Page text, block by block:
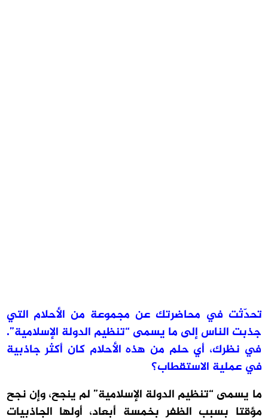
تحدّثت في محاضرتك عن مجموعة من الأحلام التي
جذبت الناس إلى ما يسمى “تنظيم الدولة الإسلامية”.
في نظرك، أي حلم من هذه الأحلام كان أكثر جاذبية
في عملية الاستقطاب؟
ما يسمى “تنظيم الدولة الإسلامية” لم ينجح، وإن نجح
مؤقتا بسبب الظفر بخمسة أبعاد، أولها الجاذبيات